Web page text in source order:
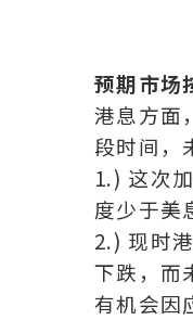
预期市场
港息方面
段时间，
1.) 这次
度少于美
2.) 现时
下跌，而
有机会因